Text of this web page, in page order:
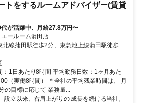
トをするルームアドバイザー(賃貸
が活躍中、月給27.8万円〜
ールーム蒲田店
北線蒲田駅徒歩2分、東急池上線蒲田駅徒歩2
徒歩2分
：1日あたり8時間 平均勤務日数：1ヶ月あた
（実働8時間） ＊全社の平均残業時間は、 月
の目標に応じて 業務量...
設立以来、右肩上がりの 成長を続ける当社。